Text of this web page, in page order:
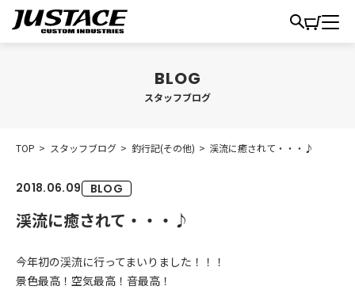
スタッフブログ
TOP > スタッフブログ > 釣行記(その他) > 渓流に癒されて・・・♪
2018.06.09 BLOG
渓流に癒されて・・・♪
今年初の渓流に行ってまいりました！！！
景色最高！空気最高！音最高！